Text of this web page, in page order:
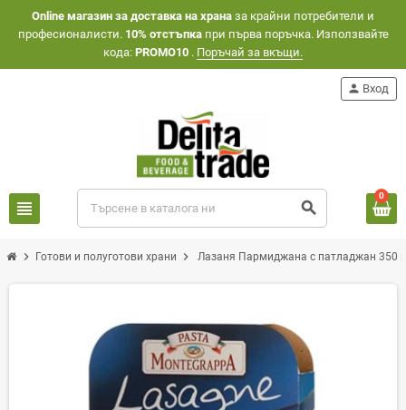
Оnline магазин за доставка на храна за крайни потребители и
професионалисти. 10% отстъпкапри първа поръчка. Използвайте
кода: PROMO10 . Поръчай за вкъщи.
view_headline search
person Вход
0
chevron_right Готови и полуготови храни chevron_right Лазаня Пармиджана с патладжан 350